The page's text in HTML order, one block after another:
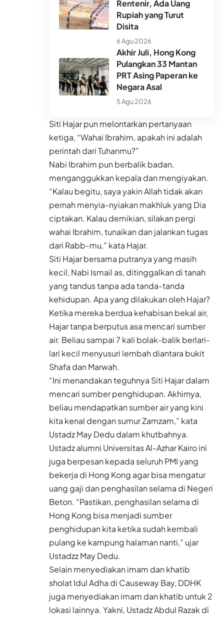
Rentenir, Ada Uang
Rupiah yang Turut
Disita
6 Agu 2026
Akhir Juli, Hong Kong
Pulangkan 33 Mantan
PRT Asing Paperan ke
Negara Asal
5 Agu 2026
Siti Hajar pun melontarkan pertanyaan
ketiga, “Wahai Ibrahim, apakah ini adalah
perintah dari Tuhanmu?”
Nabi Ibrahim pun berbalik badan,
menganggukkan kepala dan mengiyakan.
“Kalau begitu, saya yakin Allah tidak akan
pernah menyia-nyiakan makhluk yang Dia
ciptakan. Kalau demikian, silakan pergi
wahai Ibrahim, tunaikan dan jalankan tugas
dari Rabb-mu,” kata Hajar.
Siti Hajar bersama putranya yang masih
kecil, Nabi Ismail as, ditinggalkan di tanah
yang tandus tanpa ada tanda-tanda
kehidupan. Apa yang dilakukan oleh Hajar?
Ketika mereka berdua kehabisan bekal air,
Hajar tanpa berputus asa mencari sumber
air. Beliau sampai 7 kali bolak-balik berlari-
lari kecil menyusuri lembah diantara bukit
Shafa dan Marwah.
“Ini menandakan teguhnya Siti Hajar dalam
mencari sumber penghidupan. Akhirnya,
beliau mendapatkan sumber air yang kini
kita kenal dengan sumur Zamzam,” kata
Ustadz May Dedu dalam khutbahnya.
Ustadz alumni Universitas Al-Azhar Kairo ini
juga berpesan kepada seluruh PMI yang
bekerja di Hong Kong agar bisa mengatur
uang gaji dan penghasilan selama di Negeri
Beton. “Pastikan, penghasilan selama di
Hong Kong bisa menjadi sumber
penghidupan kita ketika sudah kembali
pulang ke kampung halaman nanti,” ujar
Ustadzz May Dedu.
Selain menyediakan imam dan khatib
sholat Idul Adha di Causeway Bay, DDHK
juga menyediakan imam dan khatib untuk 2
lokasi lainnya. Yakni, Ustadz Abdul Razak di